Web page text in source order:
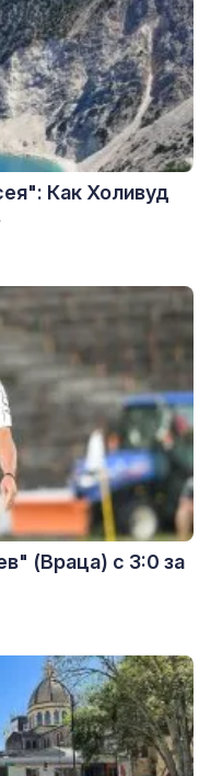
Как Холивуд
(Враца) с 3:0 за